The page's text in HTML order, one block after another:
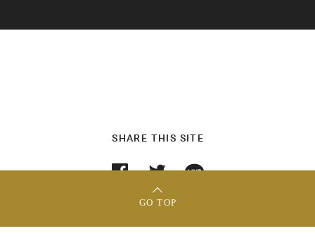
GO TOP
SHARE THIS SITE